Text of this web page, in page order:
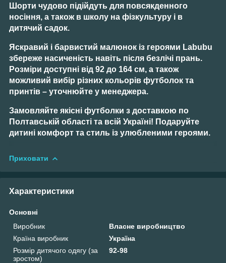
Шорти чудово підійдуть для повсякденного
носіння, а також в школу на фізкультуру і в
дитячий садок.
Яскравий і барвистий малюнок із героями Lаbubu
збереже насиченість навіть після безлічі прань.
Розміри доступні від 92 до 164 см, а також
можливий вибір різних кольорів футболок та
принтів – уточнюйте у менеджера.
Замовляйте якісні футболки з доставкою по
Полтавській області та всій Україні! Подаруйте
дитині комфорт та стиль із улюбленими героями.
Приховати
Характеристики
Основні
Виробник
Власне виробництво
Країна виробник
Україна
Розмір дитячого одягу (за
зростом)
92-98